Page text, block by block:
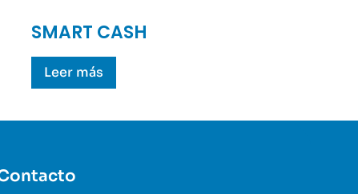
SMART CASH
Leer más